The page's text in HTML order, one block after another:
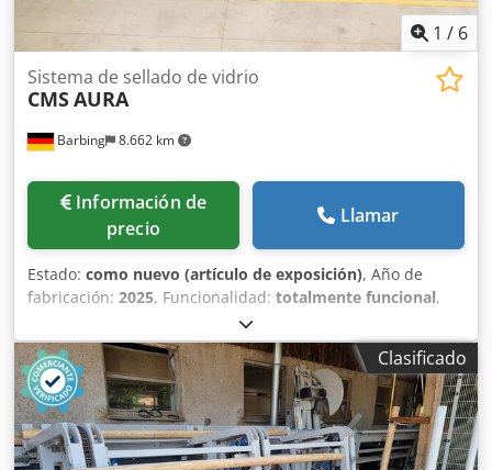
1 / 6
Barbing 8.662 km
Sistema de sellado de vidrio
CMSAURA
Información de
precio
Llamar
Estado: como nuevo (artículo de exposición), Año de
fabricación: 2025, Funcionalidad: totalmente funcional,
CMS AURA Dcsdpewd Ihqjfx Ahiok Sistema automático de
dobladillo seco vertical Proceso de costura mediante un
total de 8 muelas abrasivas con extracción directa Máx.
altura de procesamiento 2.700 mm Espesor del vidrio
mecanizable: 4-22 mm Máx. longitud del vidrio: 3.100 /
4.500 mm Independiente o integrado en la línea ISO
Extremadamente fácil de usar y prácticamente libre de
Clasificado